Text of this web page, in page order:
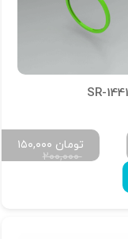
۲۰۰,۰۰۰
۱۵۰,۰۰۰ تومان